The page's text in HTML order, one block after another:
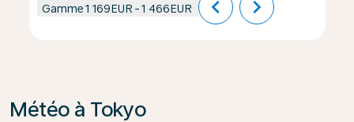
Gamme1 169EUR -1 466EUR chevron_left chevron_right
Météo à Tokyo